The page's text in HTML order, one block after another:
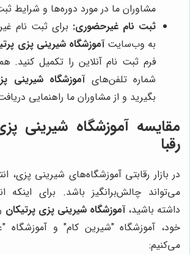
مشاوران ما در مورد دوره‌ها و شرایط
ثبت نام غیرحضوری: برای ثبت نام
به وب‌سایتآموزشگاه شیرینی پزی
فرم ثبت نام آنلاین را تکمیل کنید.
شماره تلفن‌هایآموزشگاه شیرینی
بگیرید و از مشاوران ما راهنمایی
مقایسه آموزشگاه شیرینی
رقبا
در بازار رقابتی آموزشگاه‌های شیرینی پزی،
می‌تواند چالش‌برانگیز باشد. برای اینکه
داشته باشید،آموزشگاه شیرینی پزی پرتیکان
خود، آموزشگاه "شیرین کام" و آموزشگاه
می‌کنیم: